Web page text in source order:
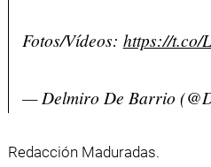
Fotos/Vídeos: https://t.co/
— Delmiro De Barrio
Redacción Maduradas.